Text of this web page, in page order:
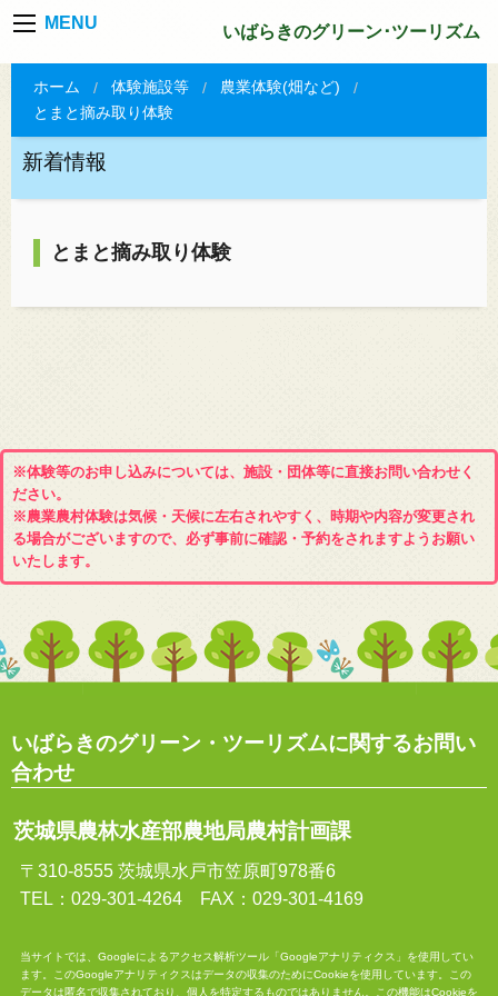
MENU いばらきのグリーン･ツーリズム
ホーム 体験施設等
農業体験(畑など)
とまと摘み取り体験
新着情報
とまと摘み取り体験
※体験等のお申し込みについては、施設・団体等に直接お問い合わせく
ださい。
※農業農村体験は気候・天候に左右されやすく、時期や内容が変更され
る場合がございますので、必ず事前に確認・予約をされますようお願い
いたします。
いばらきのグリーン・ツーリズムに関するお問い
合わせ
茨城県農林水産部農地局農村計画課
〒310-8555 茨城県水戸市笠原町978番6
TEL：029-301-4264 FAX：029-301-4169
当サイトでは、Googleによるアクセス解析ツール「Googleアナリティクス」を使用してい
ます。このGoogleアナリティクスはデータの収集のためにCookieを使用しています。この
データは匿名で収集されており、個人を特定するものではありません。この機能はCookieを